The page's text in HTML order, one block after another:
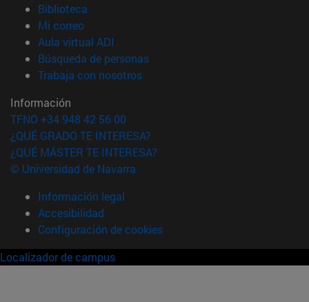
Biblioteca
Mi correo(abre en nueva ventana)
Aula virtual ADI
Búsqueda de personas(abre en nueva ventana)
Trabaja con nosotros(abre en nueva ventana)
Información
TFNO +34 948 42 56 00
¿QUÉ GRADO TE INTERESA?
¿QUÉ MÁSTER TE INTERESA?
© Universidad de Navarra
Información legal
Accesibilidad
Configuración de cookies
Localizador de campus